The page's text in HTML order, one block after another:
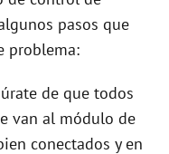
pasos que
problema:
de que todos
van al módulo de
conectados y en